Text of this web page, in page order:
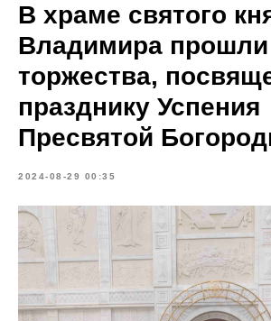
В храме святого
Владимира прошли
торжества,
празднику Успения
Пресвятой
2024-08-29 00:35